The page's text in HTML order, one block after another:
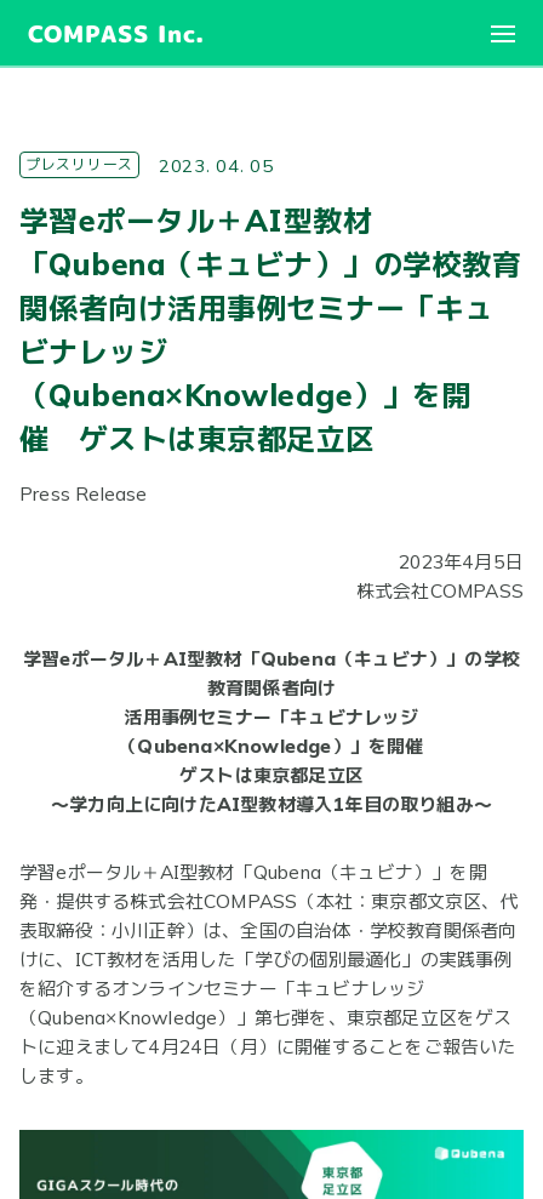
COMPASS Inc.
プレスリリース 2023. 04. 05
学習eポータル＋AI型教材
「Qubena（キュビナ）」の学校教育
関係者向け活用事例セミナー「キュ
ビナレッジ
（Qubena×Knowledge）」を開
催 ゲストは東京都足立区
Press Release
2023年4月5日
株式会社COMPASS
学習eポータル＋AI型教材「Qubena（キュビナ）」の学校
教育関係者向け
活用事例セミナー「キュビナレッジ
（Qubena×Knowledge）」を開催
ゲストは東京都足立区
〜学力向上に向けたAI型教材導入1年目の取り組み〜
学習eポータル＋AI型教材「Qubena（キュビナ）」を開
発・提供する株式会社COMPASS（本社：東京都文京区、代
表取締役：小川正幹）は、全国の自治体・学校教育関係者向
けに、ICT教材を活用した「学びの個別最適化」の実践事例
を紹介するオンラインセミナー「キュビナレッジ
（Qubena×Knowledge）」第七弾を、東京都足立区をゲス
トに迎えまして4月24日（月）に開催することをご報告いた
します。